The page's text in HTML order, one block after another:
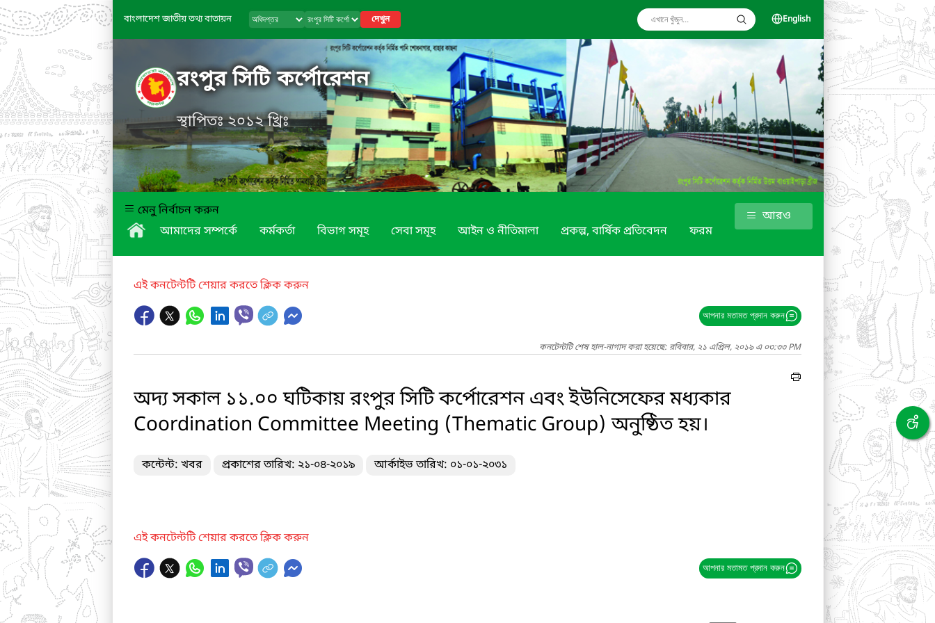
বাংলাদেশ জাতীয় তথ্য বাতায়ন দেখুন English
রংপুর সিটি কর্পোরেশন
স্থাপিতঃ ২০১২ খ্রিঃ
মেনু নির্বাচন করুন
আমাদের সম্পর্কে
কর্মকর্তা বিভাগ সমূহ সেবা সমূহ আইন ও নীতিমালা প্রকল্প, বার্ষিক প্রতিবেদন ফরম
আরও
এই কনটেন্টটি শেয়ার করতে ক্লিক করুন
আপনার মতামত প্রদান করুন
কনটেন্টটি শেষ হাল-নাগাদ করা হয়েছে: রবিবার, ২১ এপ্রিল, ২০১৯ এ ০৩:৩৩ PM
অদ্য সকাল ১১.০০ ঘটিকায় রংপুর সিটি কর্পোরেশন এবং ইউনিসেফের মধ্যকার
Coordination Committee Meeting (Thematic Group) অনুষ্ঠিত হয়।
কন্টেন্ট: খবর প্রকাশের তারিখ: ২১-০৪-২০১৯ আর্কাইভ তারিখ: ০১-০১-২০৩১
এই কনটেন্টটি শেয়ার করতে ক্লিক করুন
আপনার মতামত প্রদান করুন